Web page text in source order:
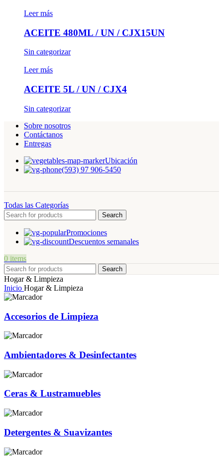
Leer más
ACEITE 480ML / UN / CJX15UN
Sin categorizar
Leer más
ACEITE 5L / UN / CJX4
Sin categorizar
Sobre nosotros
Contáctanos
Entregas
Ubicación
(593) 97 906-5450
Todas las Categorías
Search
Promociones
Descuentos semanales
0 items
Search
Hogar & Limpieza
Inicio Hogar & Limpieza
Accesorios de Limpieza
Ambientadores & Desinfectantes
Ceras & Lustramuebles
Detergentes & Suavizantes